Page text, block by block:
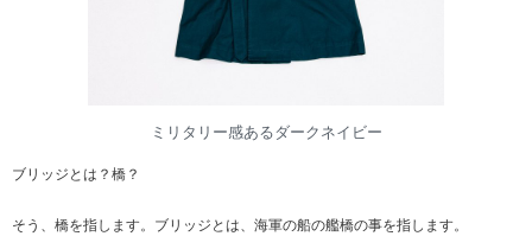
ミリタリー感あるダークネイビー
ブリッジとは？橋？
そう、橋を指します。ブリッジとは、海軍の船の艦橋の事を指します。